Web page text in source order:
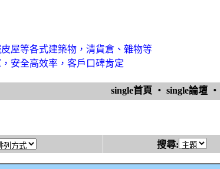
屋等各式建築物，清貨倉、雜物等
安全高效率，客戶口碑肯定
single首頁 ‧ single論壇 ‧
搜尋: